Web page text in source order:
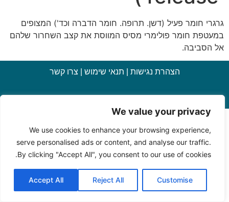
We value your privacy
We use cookies to enhance your browsing experience,
serve personalised ads or content, and analyse our traffic.
By clicking "Accept All", you consent to our use of cookies.
Customise
Reject All
Accept All
גרגרי חומר פעיל (דשן. תרופה. חומר הדברה וכד') המצופים
במעטפת חומר פולימרי מסיס המווסת את קצב השחרור שלהם
אל הסביבה.
הצהרת נגישות תנאי שימוש צרו קשר